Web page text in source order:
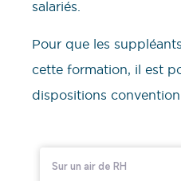
salariés.
Pour que les
cette formation, il est
dispositions